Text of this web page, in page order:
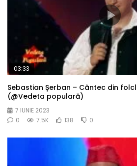
03:33
Sebastian Șerban – Cântec din
(@Vedeta populară)
7 IUNIE 2023
0
7.5K 138 0